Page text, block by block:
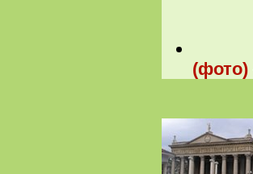
(фото)